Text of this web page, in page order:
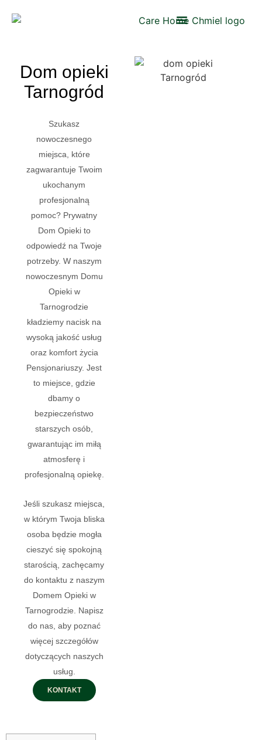
Dom opieki
Tarnogród
Szukasz
nowoczesnego
miejsca, które
zagwarantuje Twoim
ukochanym
profesjonalną
pomoc? Prywatny
Dom Opieki to
odpowiedź na Twoje
potrzeby. W naszym
nowoczesnym Domu
Opieki w
Tarnogrodzie
kładziemy nacisk na
wysoką jakość usług
oraz komfort życia
Pensjonariuszy. Jest
to miejsce, gdzie
dbamy o
bezpieczeństwo
starszych osób,
gwarantując im miłą
atmosferę i
profesjonalną opiekę.
Jeśli szukasz miejsca,
w którym Twoja bliska
osoba będzie mogła
cieszyć się spokojną
starością, zachęcamy
do kontaktu z naszym
Domem Opieki w
Tarnogrodzie. Napisz
do nas, aby poznać
więcej szczegółów
dotyczących naszych
usług.
KONTAKT